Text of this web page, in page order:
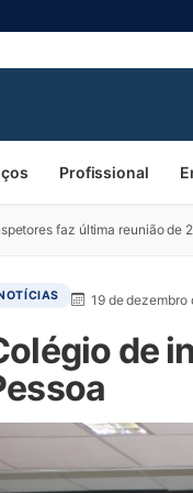
Profissional
faz última reunião de
19 de dezembro
de